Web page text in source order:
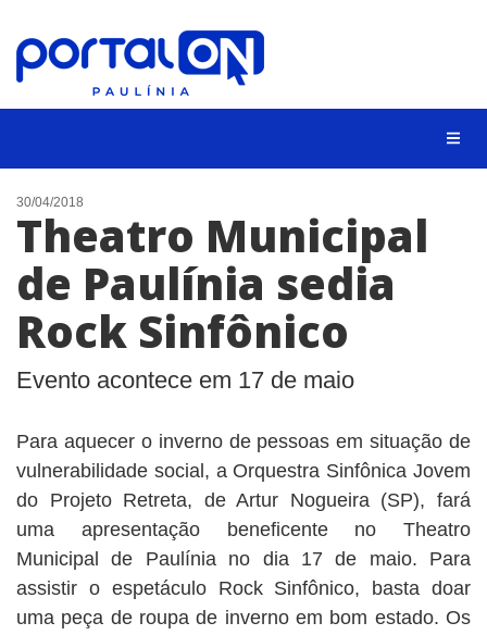
CIDADES
EVENTOS
EMPREGO
ANIVERSÁRIO DAS CIDADES
ANUNCIE
CONTATO
BUSCAR
30/04/2018
Theatro Municipal
de Paulínia sedia
Rock Sinfônico
Evento acontece em 17 de maio
Para aquecer o inverno de pessoas em situação de
vulnerabilidade social, a Orquestra Sinfônica Jovem
do Projeto Retreta, de Artur Nogueira (SP), fará
uma apresentação beneficente no Theatro
Municipal de Paulínia no dia 17 de maio. Para
assistir o espetáculo Rock Sinfônico, basta doar
uma peça de roupa de inverno em bom estado. Os